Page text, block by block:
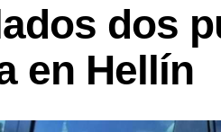
dos
en Hellín